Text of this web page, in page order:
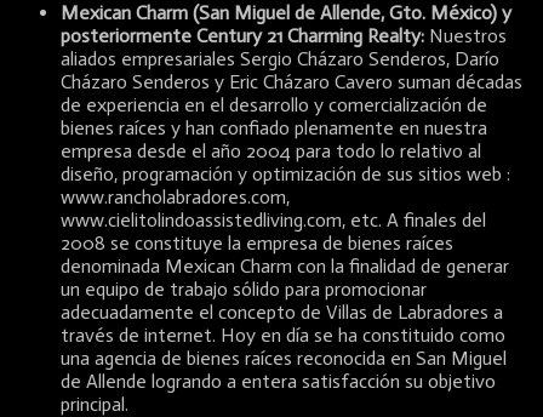
Mexican Charm (San Miguel de Allende, Gto. México) y
posteriormente Century 21 Charming Realty: Nuestros
aliados empresariales Sergio Cházaro Senderos, Darío
Cházaro Senderos y Eric Cházaro Cavero suman décadas
de experiencia en el desarrollo y comercialización de
bienes raíces y han confiado plenamente en nuestra
empresa desde el año 2004 para todo lo relativo al
diseño, programación y optimización de sus sitios web :
www.rancholabradores.com,
www.cielitolindoassistedliving.com, etc. A finales del
2008 se constituye la empresa de bienes raíces
denominada Mexican Charm con la finalidad de generar
un equipo de trabajo sólido para promocionar
adecuadamente el concepto de Villas de Labradores a
través de internet. Hoy en día se ha constituido como
una agencia de bienes raíces reconocida en San Miguel
de Allende logrando a entera satisfacción su objetivo
principal.